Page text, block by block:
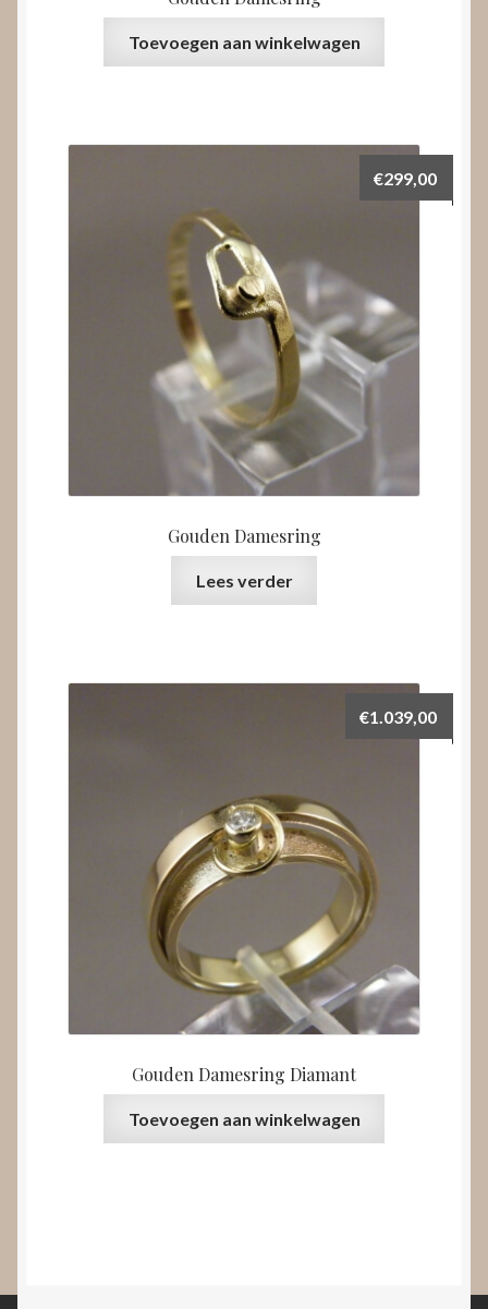
Toevoegen aan winkelwagen
Gouden Damesring
€299,00
Lees verder
Gouden Damesring Diamant
€1.039,00
Toevoegen aan winkelwagen